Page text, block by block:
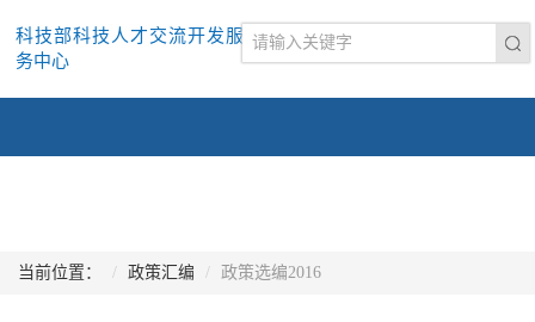
科技部科技人才交流开发服
务中心
当前位置： 政策汇编 政策选编2016